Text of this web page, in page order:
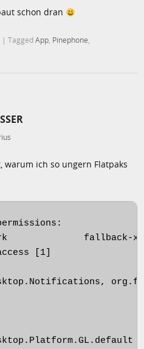
schon dran
|TaggedApp, Pinephone,
warum ich so ungern Flatpaks
fallback-
[1]